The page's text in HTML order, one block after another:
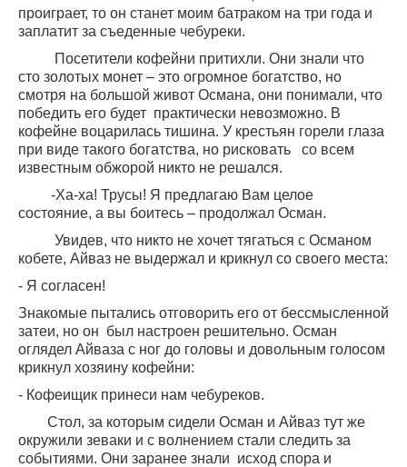
проиграет, то он станет моим батраком на три года и
заплатит за съеденные чебуреки.
Посетители кофейни притихли. Они знали что
сто золотых монет – это огромное богатство, но
смотря на большой живот Османа, они понимали, что
победить его будет практически невозможно. В
кофейне воцарилась тишина. У крестьян горели глаза
при виде такого богатства, но рисковать
со всем
известным обжорой никто не решался.
-Ха-ха! Трусы! Я предлагаю Вам целое
состояние, а вы боитесь – продолжал Осман.
Увидев, что никто не хочет тягаться с Османом
кобете, Айваз не выдержал и крикнул со своего места:
- Я согласен!
Знакомые пытались отговорить его от бессмысленной
затеи, но он был настроен решительно. Осман
оглядел Айваза с ног до головы и довольным голосом
крикнул хозяину кофейни:
- Кофеищик принеси нам чебуреков.
Стол, за которым сидели Осман и Айваз тут же
окружили зеваки и с волнением стали следить за
событиями. Они заранее знали исход спора и